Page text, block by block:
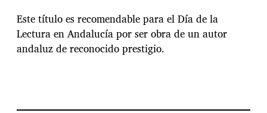
Este título es recomendable para el Día de la
Lectura en Andalucía por ser obra de un autor
andaluz de reconocido prestigio.